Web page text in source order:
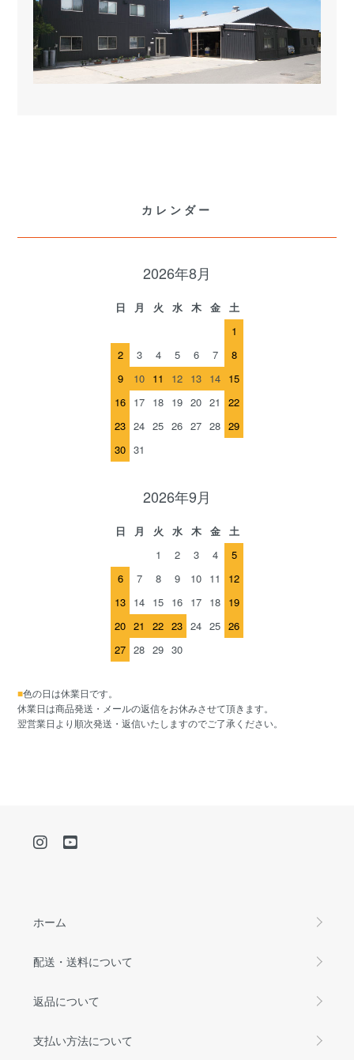
カレンダー
2026年8月
日 月 火 水 木 金
土
1
2
3 4 5 6 7
8
9
10 11 12 13 14 15
16 17 18 19 20 21
22
23 24 25 26 27 28 29
30 31
2026年9月
日 月 火 水 木 金
土
1
2 3 4
5
6
7 8 9 10 11
12
13 14 15 16 17 18 19
20 21 22 23 24 25 26
27 28 29 30
■色の日は休業日です。
休業日は商品発送・メールの返信をお休みさせて頂きます。
翌営業日より順次発送・返信いたしますのでご了承ください。
ホーム
配送・送料について
返品について
支払い方法について